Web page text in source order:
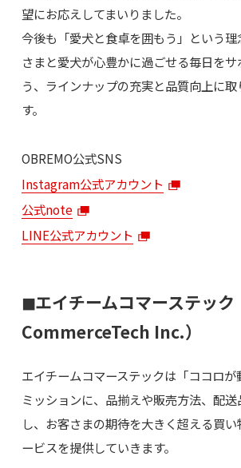
望にお応えしてまいりました。
今後も「愛犬と食卓を囲もう」という理
さまと愛犬が心豊かに過ごせる毎日を
う、ラインナップの充実と品質向上に
す。
OBREMO公式SNS
Instagram公式アカウント
公式note
LINE公式アカウント
◼︎エイチームコマーステッ
CommerceTech Inc.）
エイチームコマーステックは「ココロ
ミッションに、品揃えや販売方法、配
し、お客さまの期待を大きく超える買
ービスを提供していきます。